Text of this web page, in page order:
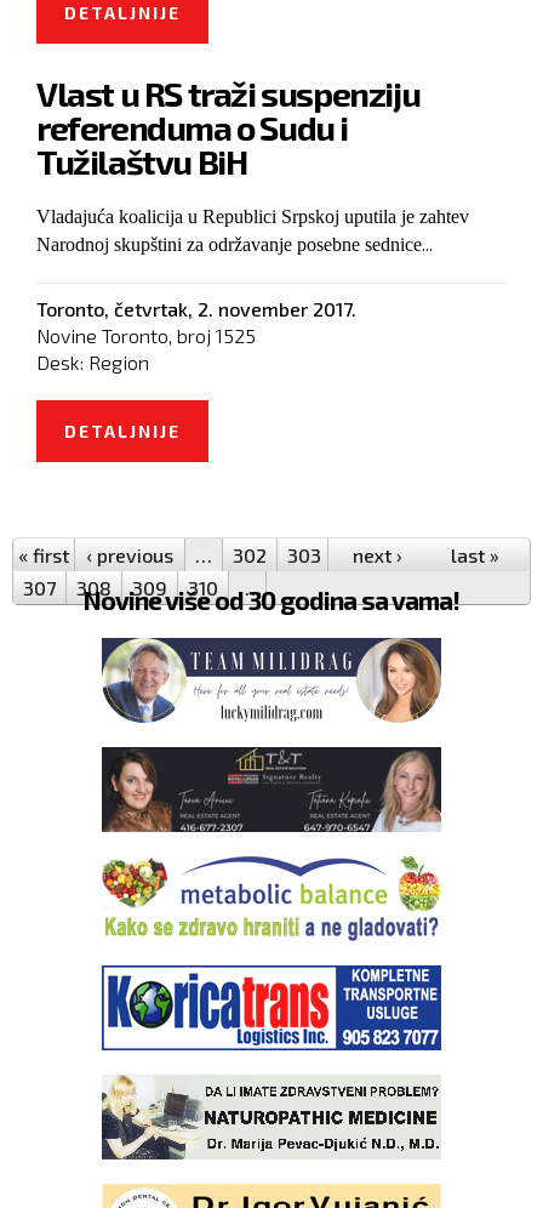
DETALJNIJE
KRIJUMČARENE SA KOSOVA
Vlast u RS traži suspenziju
referenduma o Sudu i
Tužilaštvu BiH
Vladajuća koalicija u Republici Srpskoj uputila je zahtev
Narodnoj skupštini za održavanje posebne sednice
Toronto, četvrtak, 2. november 2017.
Novine Toronto, broj 1525
Desk: Region
DETALJNIJE
« first ‹ previous 302 303 304 305
306
307
308 309 310 …
next › last »
Novine više od 30 godina sa vama!